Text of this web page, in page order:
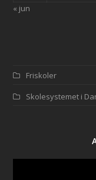
« jun
Friskoler
Skolesystemet i